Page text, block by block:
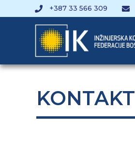
+387 33 566 309
KONTAKT